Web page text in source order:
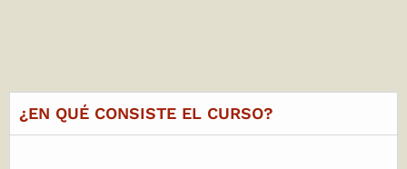
¿EN QUÉ CONSISTE EL CURSO?